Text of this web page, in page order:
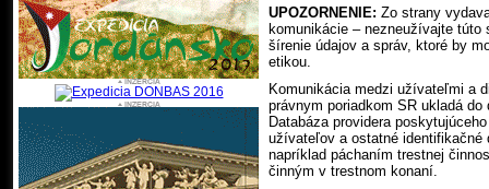
UPOZORNENIE: Zo strany
komunikácie – nezneužívajte
šírenie údajov a správ, ktoré by
etikou.
Komunikácia medzi užívateľmi a
právnym poriadkom SR ukladá
Databáza providera
užívateľov a ostatné identifikačné
napríklad páchaním trestnej
činným v trestnom konaní.